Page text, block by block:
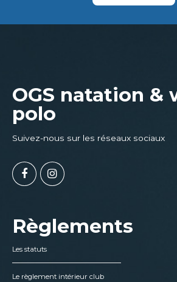
OGS natation &
polo
Suivez-nous sur les réseaux sociaux
Règlements
Les statuts
Le règlement intérieur club